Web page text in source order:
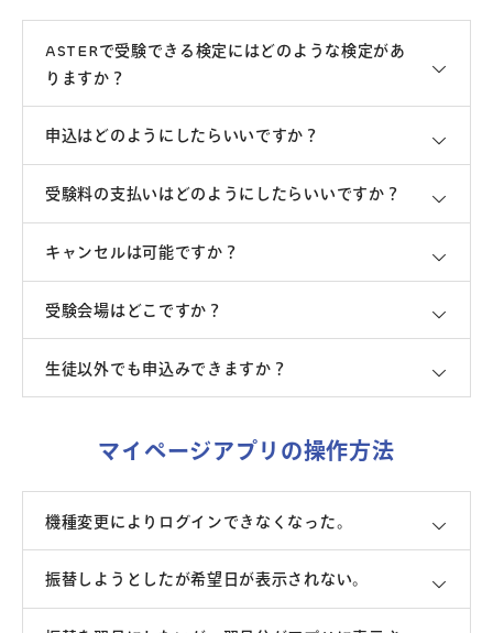
ASTERで受験できる検定にはどのような検定があ
りますか？
申込はどのようにしたらいいですか？
受験料の支払いはどのようにしたらいいですか？
キャンセルは可能ですか？
受験会場はどこですか？
生徒以外でも申込みできますか？
マイページアプリの操作方法
機種変更によりログインできなくなった。
振替しようとしたが希望日が表示されない。